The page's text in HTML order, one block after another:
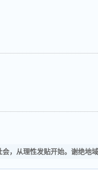
会，从理性发贴开始。谢绝地